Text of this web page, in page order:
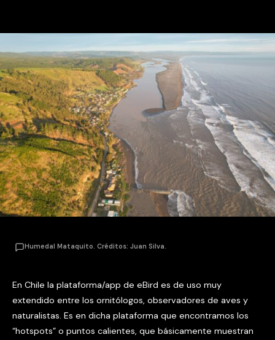
Humedal Mataquito. Créditos: Juan Silva.
En Chile la plataforma/app de eBird es de uso muy
extendido entre los ornitólogos, observadores de aves y
naturalistas. Es en dicha plataforma que encontramos los
“hotspots” o puntos calientes, que básicamente muestran